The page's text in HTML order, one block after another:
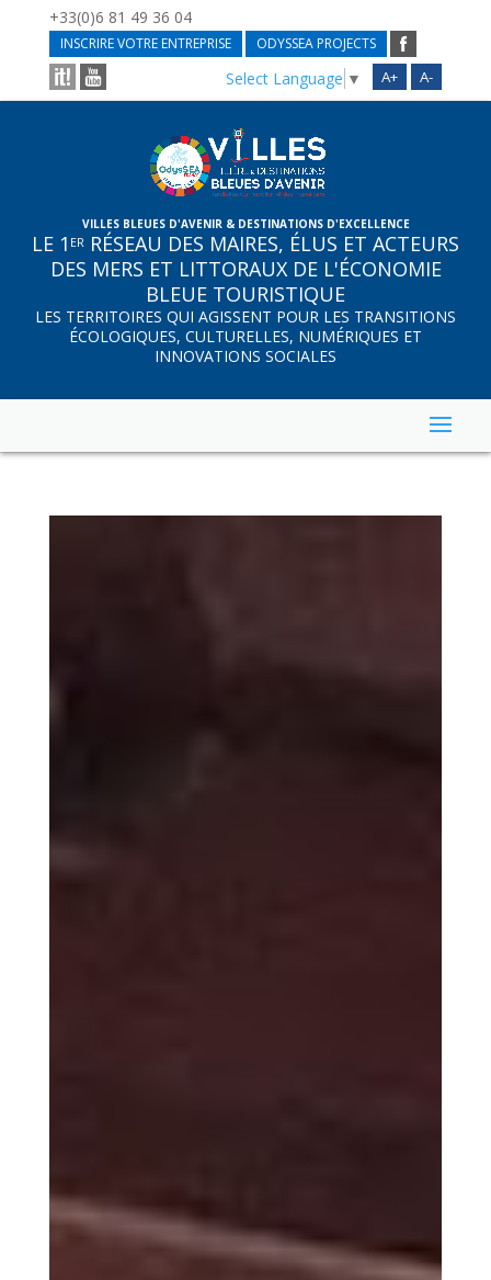
+33(0)6 81 49 36 04
INSCRIRE VOTRE ENTREPRISE ODYSSEA PROJECTS
A+ A-
Select Language ▼
VILLES BLEUES D'AVENIR & DESTINATIONS D'EXCELLENCE
LE 1 ER RÉSEAU DES MAIRES, ÉLUS ET ACTEURS
DES MERS ET LITTORAUX DE L'ÉCONOMIE
BLEUE TOURISTIQUE
LES TERRITOIRES QUI AGISSENT POUR LES TRANSITIONS
ÉCOLOGIQUES, CULTURELLES, NUMÉRIQUES ET
INNOVATIONS SOCIALES